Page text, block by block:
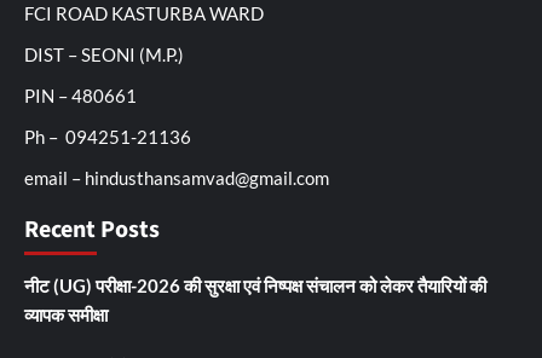
FCI ROAD KASTURBA WARD
DIST – SEONI (M.P.)
PIN – 480661
Ph – 094251-21136
email – hindusthansamvad@gmail.com
Recent Posts
नीट (UG) परीक्षा-2026 की सुरक्षा एवं निष्पक्ष संचालन को लेकर तैयारियों की
व्यापक समीक्षा